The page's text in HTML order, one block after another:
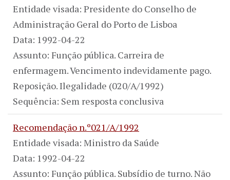
Entidade visada: Presidente do Conselho de
Administração Geral do Porto de Lisboa
Data: 1992-04-22
Assunto: Função pública. Carreira de
enfermagem. Vencimento indevidamente pago.
Reposição. Ilegalidade (020/A/1992)
Sequência: Sem resposta conclusiva
Recomendação n.º021/A/1992
Entidade visada: Ministro da Saúde
Data: 1992-04-22
Assunto: Função pública. Subsídio de turno. Não